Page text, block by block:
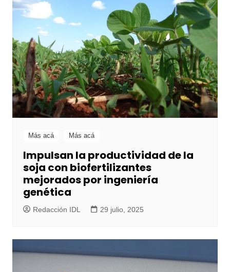
Más acá Más acá
Impulsan la productividad de la
soja con biofertilizantes
mejorados por ingeniería
genética
Redacción IDL 29 julio, 2025